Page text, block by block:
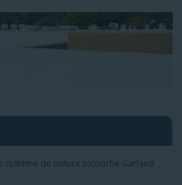
système de toiture bicouche Garland